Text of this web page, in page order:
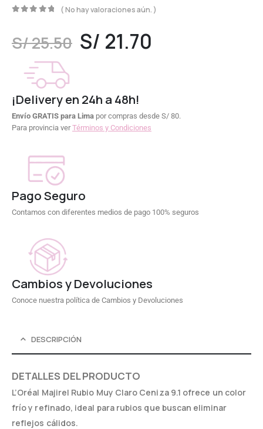
( No hay valoraciones aún. )
S/25.50 S/ 21.70
¡Delivery en 24h a 48h!
Envío GRATIS para Lima por compras desde S/ 80.
Para provincia verTérminos y Condiciones
Pago Seguro
Contamos con diferentes medios de pago 100% seguros
Cambios y Devoluciones
Conoce nuestra política de Cambios y Devoluciones
DESCRIPCIÓN
DETALLES DEL PRODUCTO
L’Oréal Majirel Rubio Muy Claro Ceniza 9.1 ofrece un color
frío y refinado, ideal para rubios que buscan eliminar
reflejos cálidos.